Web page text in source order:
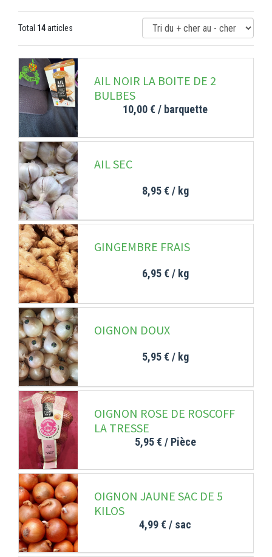
Total 14articles
AIL NOIR LA BOITE DE 2
BULBES
10,00 € / barquette
AIL SEC
8,95 € / kg
GINGEMBRE FRAIS
6,95 € / kg
OIGNON DOUX
5,95 € / kg
OIGNON ROSE DE ROSCOFF
LA TRESSE
5,95 € / Pièce
OIGNON JAUNE SAC DE 5
KILOS
4,99 € / sac